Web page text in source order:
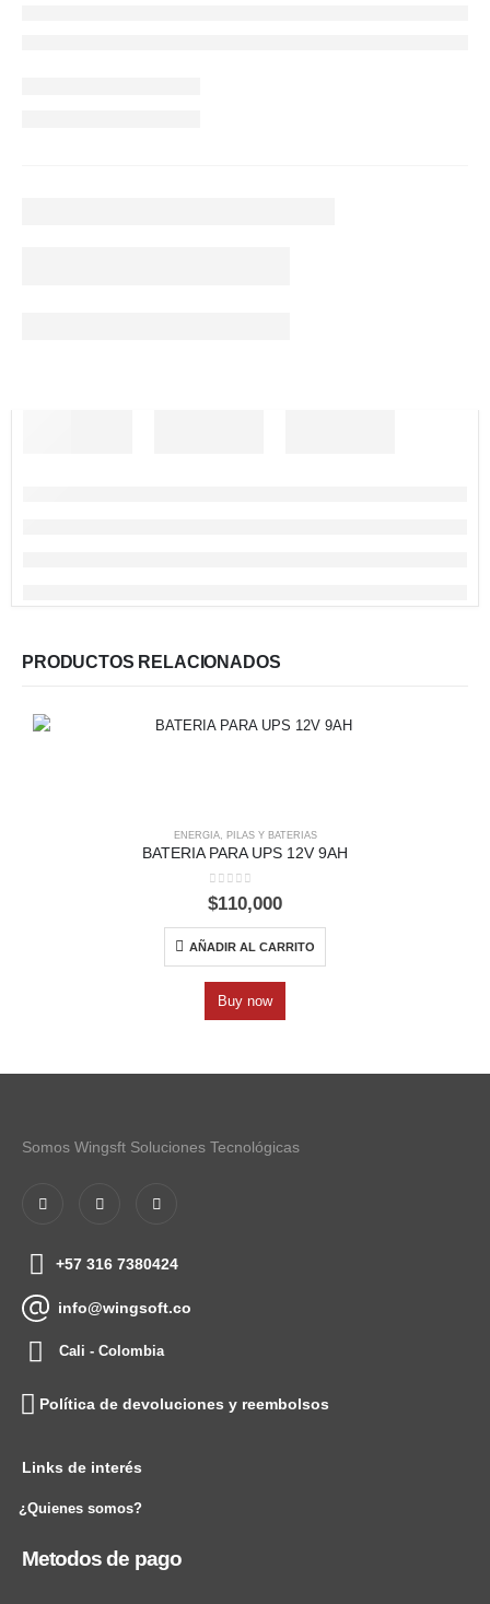
PRODUCTOS RELACIONADOS
ENERGIA, PILAS Y BATERIAS
BATERIA PARA UPS 12V 9AH
0out of 5
$110,000
AÑADIR AL CARRITO
Buy now
Somos Wingsft Soluciones Tecnológicas
+57 316 7380424
info@wingsoft.co
Cali - Colombia
Política de devoluciones y reembolsos
Links de interés
¿Quienes somos?
Metodos de pago